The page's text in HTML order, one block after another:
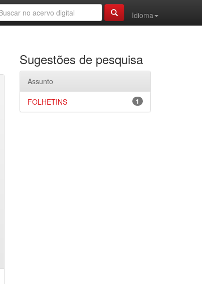
Idioma
Sugestões de pesquisa
Assunto
1
FOLHETINS